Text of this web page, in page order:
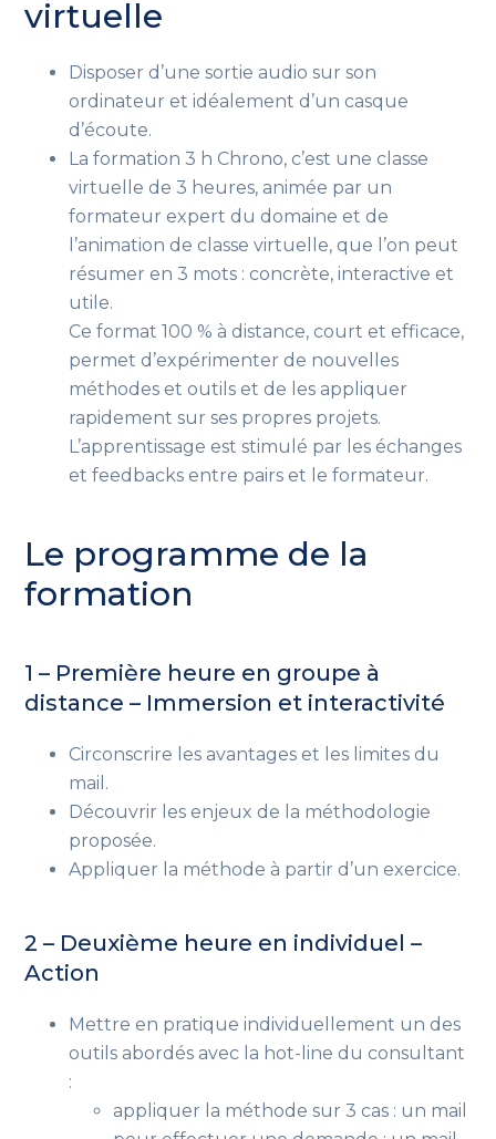
virtuelle
Disposer d’une sortie audio sur son
ordinateur et idéalement d’un casque
d’écoute.
La formation 3 h Chrono, c’est une classe
virtuelle de 3 heures, animée par un
formateur expert du domaine et de
l’animation de classe virtuelle, que l’on peut
résumer en 3 mots : concrète, interactive et
utile.
Ce format 100 % à distance, court et efficace,
permet d’expérimenter de nouvelles
méthodes et outils et de les appliquer
rapidement sur ses propres projets.
L’apprentissage est stimulé par les échanges
et feedbacks entre pairs et le formateur.
Le programme de la
formation
1 – Première heure en groupe à
distance – Immersion et interactivité
Circonscrire les avantages et les limites du
mail.
Découvrir les enjeux de la méthodologie
proposée.
Appliquer la méthode à partir d’un exercice.
2 – Deuxième heure en individuel –
Action
Mettre en pratique individuellement un des
outils abordés avec la hot-line du consultant
:
appliquer la méthode sur 3 cas : un mail